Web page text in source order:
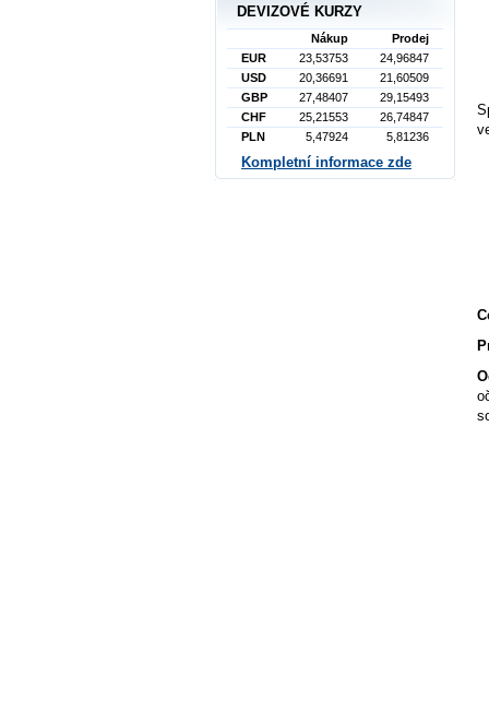
DEVIZOVÉ KURZY
Nákup
Prodej
EUR
23,53753
24,96847
USD
20,36691
21,60509
GBP
27,48407
29,15493
CHF
25,21553
26,74847
PLN
5,47924 5,81236
Kompletní informace zde